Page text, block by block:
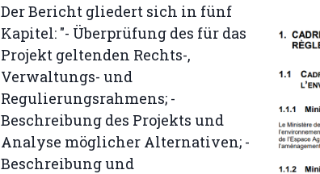
Der Bericht gliedert sich in fünf
Kapitel: "- Überprüfung des für das
Projekt geltenden Rechts-,
Verwaltungs- und
Regulierungsrahmens; -
Beschreibung des Projekts und
Analyse möglicher Alternativen; -
Beschreibung und